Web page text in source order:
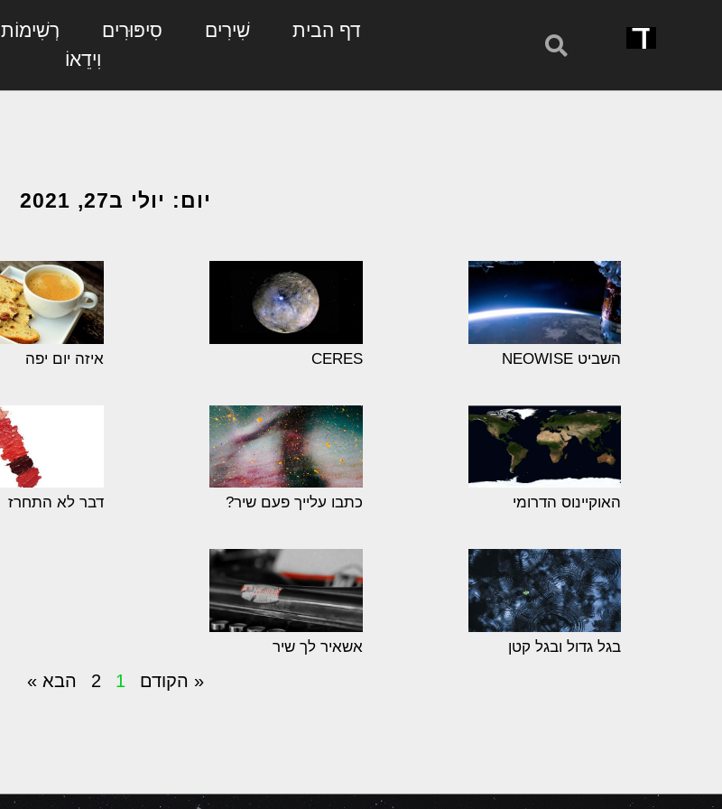
דף הבית שִׁירִים סִיפּוּרִים רְשִׁימוֹת
וִידֵאוֹ
יום: יולי ב27, 2021
השביט NEOWISE CERES איזה יום יפה
האוקיינוס הדרומי כתבו עלייך פעם שיר? דבר לא התחרז
בגל גדול ובגל קטן אשאיר לך שיר
« הקודם 1
2 הבא »